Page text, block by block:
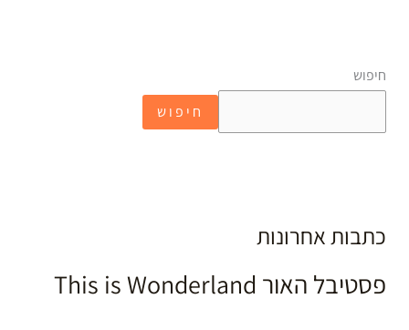
חיפוש
חיפוש
כתבות אחרונות
פסטיבל האור This is Wonderland